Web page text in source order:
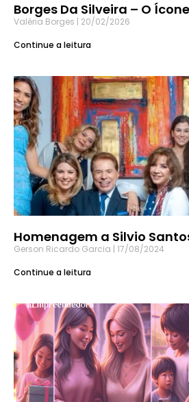
Borges Da Silveira – O
Valéria Borges
20/02/2026
Continue a leitura
Homenagem a Silvio
Gerson Ricardo Garcia 17/08/2024
Continue a leitura